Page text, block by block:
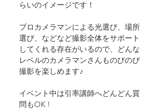
らいのイメージです！
プロカメラマンによる光選び、場所
選び、などなど撮影全体をサポート
してくれる存在がいるので、どんな
レベルのカメラマンさんものびのび
撮影を楽しめます♪
イベント中は引率講師へどんどん質
問もOK !